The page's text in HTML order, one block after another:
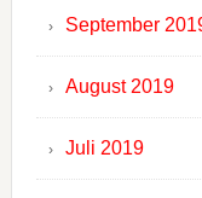
September
August 2019
Juli 2019